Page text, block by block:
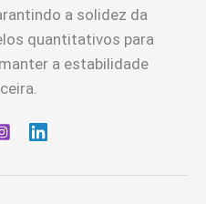
a solidez da
quantitativos para
a estabilidade